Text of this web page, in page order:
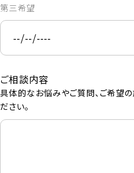
第三希望
ご相談内容
具体的なお悩みやご質問、ご希望
ださい。